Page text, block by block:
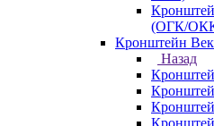
(ОГК/
Кронштейн
Назад